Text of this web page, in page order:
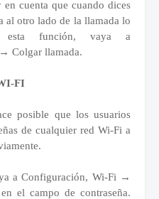
cuenta que cuando dices
al otro lado de la llamada lo
esta función, vaya a
Colgar llamada.
FI
posible que los usuarios
de cualquier red Wi-Fi a
a Configuración, Wi-Fi →
el campo de contraseña.